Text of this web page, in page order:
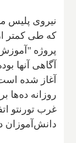
نیروی پلیس
که طی کمتر
پروژه
آغاز شده
روزانه ده‌ها
غرب تورنتو
دانش‌آموزان